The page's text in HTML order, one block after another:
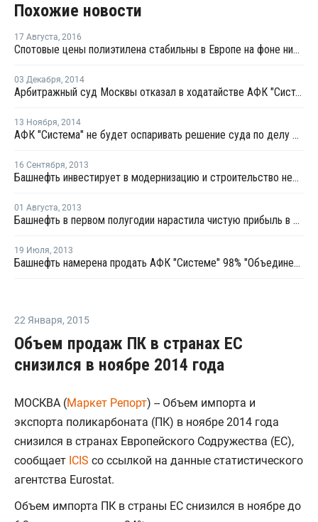
Похожие новости
17 Августа, 2016
Спотовые цены полиэтилена стабильны в Европе на фоне низкой покупательской активности
03 Декабря, 2014
Арбитражный суд Москвы отказал в ходатайстве АФК "Система" о снятии ареста с акций Башнефти
13 Ноября, 2014
АФК "Система" не будет оспаривать решение суда по делу Башнефти
16 Сентября, 2013
Башнефть инвестирует в модернизацию и строительство нефтеперерабатывающих установок 80 млрд руб.
01 Августа, 2013
Башнефть в первом полугодии нарастила чистую прибыль в 1,6 раза
19 Июля, 2013
Башнефть намерена продать АФК "Системе" 98% "Объединенной нефтехимической компании"
22 Января, 2015
Объем продаж ПК в странах ЕС
снизился в ноябре 2014 года
МОСКВА (Маркет Репорт) -- Объем импорта и
экспорта поликарбоната (ПК) в ноябре 2014 года
снизился в странах Европейского Содружества (ЕС),
сообщает ICIS со ссылкой на данные статистического
агентства Eurostat.
Объем импорта ПК в страны ЕС снизился в ноябре до